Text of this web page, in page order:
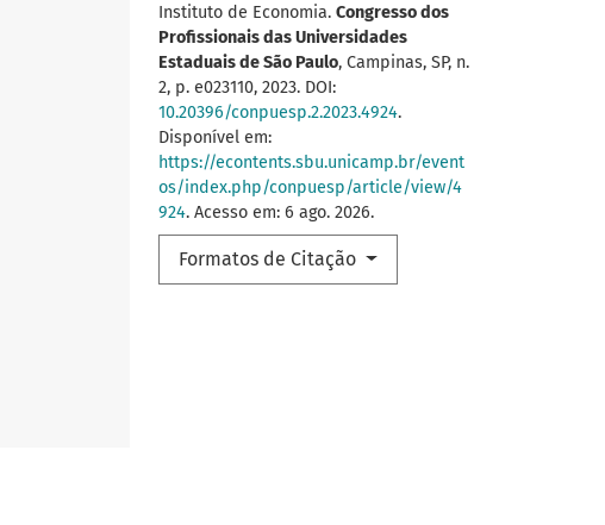
Instituto de Economia. Congresso dos
Profissionais das Universidades
Estaduais de São Paulo, Campinas, SP, n.
2, p. e023110, 2023. DOI:
10.20396/conpuesp.2.2023.4924.
Disponível em:
https://econtents.sbu.unicamp.br/event
os/index.php/conpuesp/article/view/4
924. Acesso em: 6 ago. 2026.
Formatos de Citação